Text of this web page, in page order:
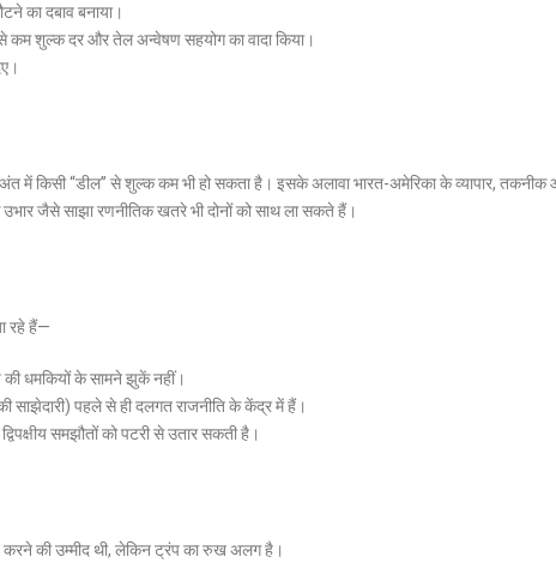
का दबाव बनाया।
कम शुल्क दर और तेल अन्वेषण सहयोग का वादा किया।
में किसी “डील” से शुल्क कम भी हो सकता है। इसके अलावा भारत-अमेरिका के व्यापार, तकनीक
जैसे साझा रणनीतिक खतरे भी दोनों को साथ ला सकते हैं।
रहे हैं—
की धमकियों के सामने झुकें नहीं।
साझेदारी) पहले से ही दलगत राजनीति के केंद्र में हैं।
समझौतों को पटरी से उतार सकती है।
करने की उम्मीद थी, लेकिन ट्रंप का रुख अलग है।